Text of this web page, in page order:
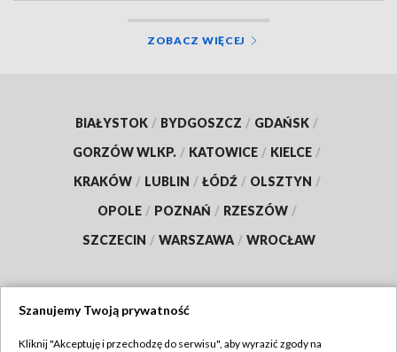
ZOBACZ WIĘCEJ
BIAŁYSTOK / BYDGOSZCZ / GDAŃSK /
GORZÓW WLKP. / KATOWICE / KIELCE /
KRAKÓW / LUBLIN / ŁÓDŹ / OLSZTYN /
OPOLE / POZNAŃ / RZESZÓW /
SZCZECIN / WARSZAWA / WROCŁAW
Szanujemy Twoją prywatność
Kliknij "Akceptuję i przechodzę do serwisu", aby wyrazić zgody na